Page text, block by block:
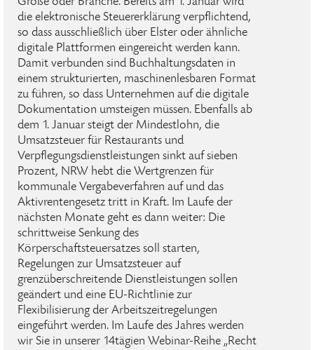
die elektronische Steuererklärung verpflichtend,
so dass ausschließlich über Elster oder ähnliche
digitale Plattformen eingereicht werden kann.
Damit verbunden sind Buchhaltungsdaten in
einem strukturierten, maschinenlesbaren Format
zu führen, so dass Unternehmen auf die digitale
Dokumentation umsteigen müssen. Ebenfalls ab
dem 1. Januar steigt der Mindestlohn, die
Umsatzsteuer für Restaurants und
Verpflegungsdienstleistungen sinkt auf sieben
Prozent, NRW hebt die Wertgrenzen für
kommunale Vergabeverfahren auf und das
Aktivrentengesetz tritt in Kraft. Im Laufe der
nächsten Monate geht es dann weiter: Die
schrittweise Senkung des
Körperschaftsteuersatzes soll starten,
Regelungen zur Umsatzsteuer auf
grenzüberschreitende Dienstleistungen sollen
geändert und eine EU-Richtlinie zur
Flexibilisierung der Arbeitszeitregelungen
eingeführt werden. Im Laufe des Jahres werden
wir Sie in unserer 14tägien Webinar-Reihe „Recht